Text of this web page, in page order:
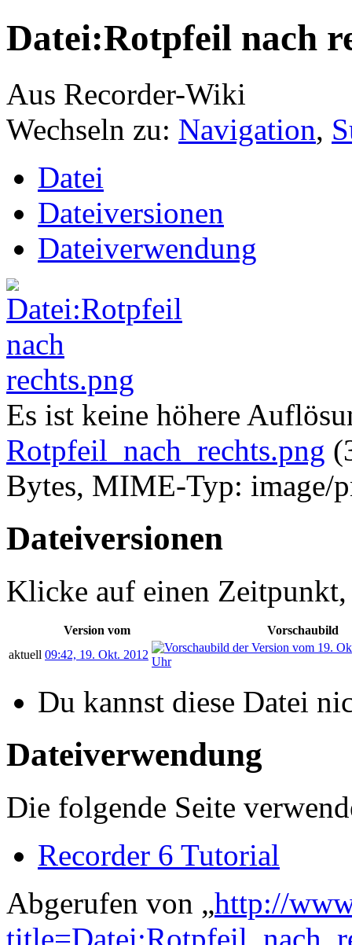
Datei:Rotpfeil nach
Aus Recorder-Wiki
Wechseln zu: Navigation,
Datei
Dateiversionen
Dateiverwendung
Es ist keine höhere
Rotpfeil_nach_rechts.png
Bytes, MIME-Typ: image/
Dateiversionen
Klicke auf einen Zeitpunkt,
Version vom
Vorschaubild
aktuell 09:42, 19. Okt. 2012
Du kannst diese Datei
Dateiverwendung
Die folgende Seite
Recorder 6 Tutorial
Abgerufen von „http://